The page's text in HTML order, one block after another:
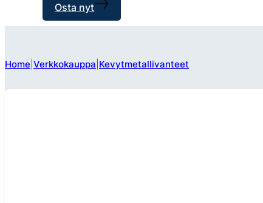
Osta nyt
Home Verkkokauppa Kevytmetallivanteet